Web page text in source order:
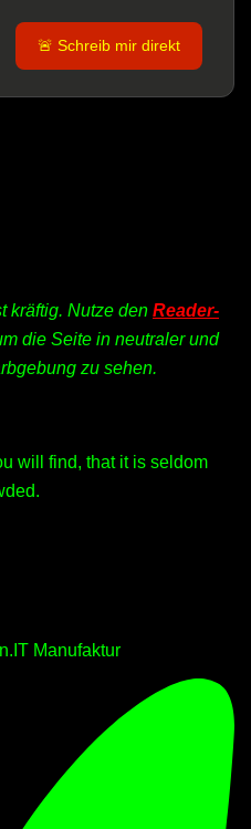
🚨 Schreib mir direkt
kräftig. Nutze den Reader-
die Seite in neutraler und
zu sehen.
will find, that it is seldom
Manufaktur